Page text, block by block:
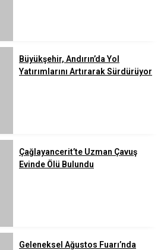
Büyükşehir, Andırın’da Yol
Yatırımlarını Artırarak Sürdürüyor
Çağlayancerit’te Uzman Çavuş
Evinde Ölü Bulundu
Geleneksel Ağustos Fuarı’nda